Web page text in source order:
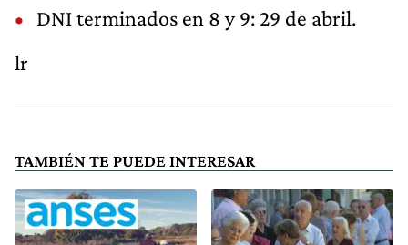
DNI terminados en 8 y 9: 29 de abril.
lr
TAMBIÉN TE PUEDE INTERESAR